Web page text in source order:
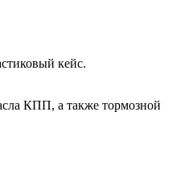
кейс.
КПП, а также тормозной